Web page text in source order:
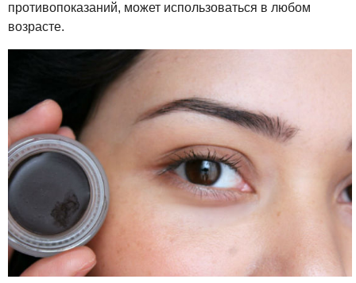
противопоказаний, может использоваться в любом
возрасте.